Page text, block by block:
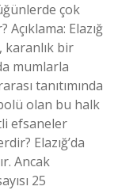
çok
Açıklama: Elazığ
karanlık bir
mumlarla
tanıtımında
olan bu halk
efsaneler
Elazığ’da
Ancak
25